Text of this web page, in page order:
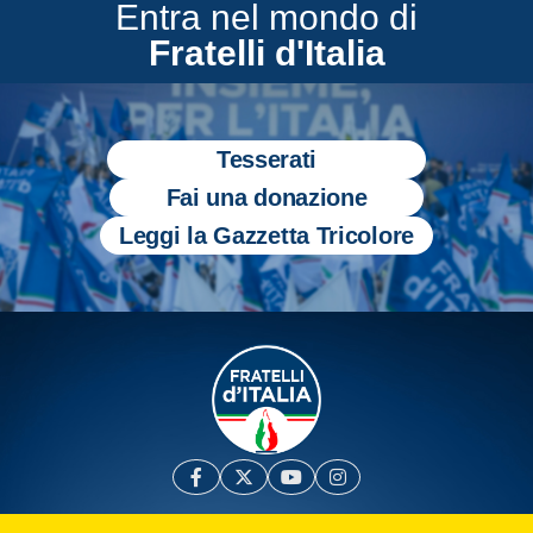
Entra nel mondo di
Fratelli d'Italia
Tesserati
Fai una donazione
Leggi la Gazzetta Tricolore